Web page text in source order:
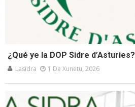
¿Qué ye la DOP Sidre d’Asturies?
Lasidra 1 De Xunetu, 2026